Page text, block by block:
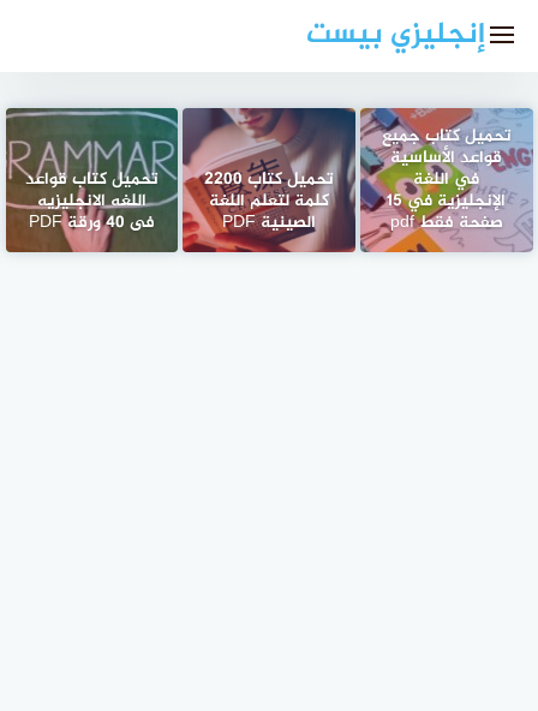
إنجليزي بيست
تحميل كتاب جميع
قواعد الأساسية
في اللغة
الإنجليزية في 15
صفحة فقط pdf
تحميل كتاب 2200
كلمة لتعلم اللغة
الصينية PDF
تحميل كتاب قواعد
اللغه الانجليزيه
فى 40 ورقة PDF